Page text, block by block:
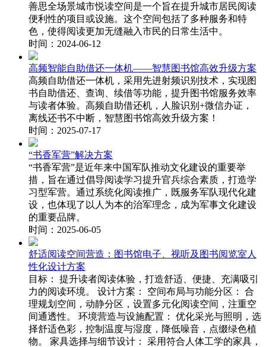
善思全场景城市悦读空间是一个旨在提升城市居民阅读
便利性的项目或设施。这个空间包括了多种服务和特
色，使得阅读更加无缝融入市民的日常生活中。
时间：2024-06-12
高频智能自助借还一体机——智慧图书馆高效升级方案
高频自助借还一体机，采用先进射频识别技术，实现图
书自助借还、查询、续借等功能，提升图书馆服务效率
与读者体验。高频自助借还机，人脸识别+微信办证，
离线还书不中断，智慧图书馆高效升级方案！
时间：2025-07-17
“书香军营”解决方案
“书香军营”是近年来中国军队推动文化建设的重要举
措，旨在通过倡导阅读学习提升官兵综合素质，打造学
习型军营。通过系统化阅读推广，既服务军队现代化建
设，也体现了以人为本的治军理念，成为军事文化建设
的重要品牌。
时间：2025-06-05
舒适阅读空间营造：图书馆电子、视听及图书阅览室人
性化设计方案
目标： 提升读者阅读体验，打造舒适、便捷、充满吸引
力的阅读环境。 设计方案： 空间布局与功能分区： 合
理规划空间，动静分区，设置多元化阅读空间，注重空
间通透性。 环境营造与设施配置： 优化采光与照明，选
择舒适色彩，控制温度与湿度，降低噪音，点缀绿色植
物。 家具选择与细节设计： 采用符合人体工学的家具，